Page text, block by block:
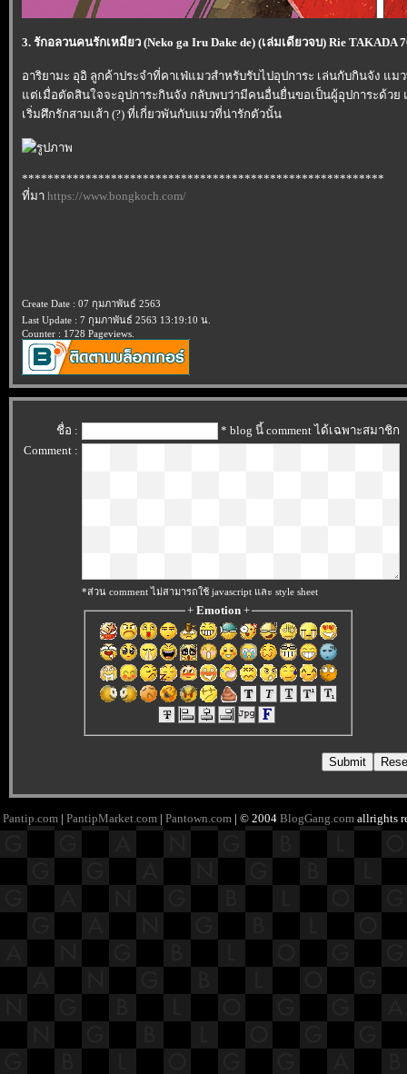
3. รักอลวนคนรักเหมียว (Neko ga Iru Dake de) (เล่มเดียวจบ) Rie
อาริยามะ อุอิ ลูกค้าประจำที่คาเฟ่แมวสำหรับรับไปอุปการะ เล่นกับกินจัง แ
ต่เมื่อตัดสินใจจะอุปการะกินจัง กลับพบว่ามีคนอื่นยื่นขอเป็นผู้อุปการะด้วย
เริ่มศึกรักสามเส้า (?) ที่เกี่ยวพันกับแมวที่น่ารักตัวนั้น
*********************************************************
ที่มา https://www.bongkoch.com/
Create Date : 07 กุมภาพันธ์ 2563
Last Update : 7 กุมภาพันธ์ 2563 13:19:10 น.
Counter : 1728 Pageviews.
ชื่อ :
* blog นี้ comment ได้เฉพาะสมาชิก
Comment :
*ส่วน comment ไม่สามารถใช้ javascript และ style sheet
+ Emotion+
Pantip.com | PantipMarket.com | Pantown.com | © 2004 BlogGang.com allrights